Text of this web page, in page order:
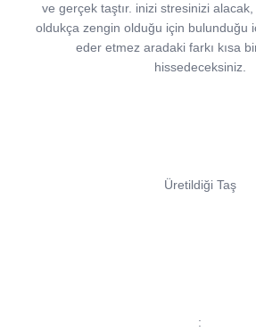
ve gerçek taştır. inizi stresinizi alacak,
oldukça zengin olduğu için bulunduğu
eder etmez aradaki farkı kısa
hissedeceksiniz.
Üretildiği Taş
: